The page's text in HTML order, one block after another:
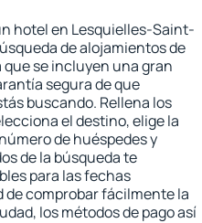
hotel en Lesquielles-Saint-
de alojamientos de
que se incluyen una gran
segura de que
buscando. Rellena los
el destino, elige la
de huéspedes y
de la búsqueda te
para las fechas
de comprobar fácilmente la
los métodos de pago así